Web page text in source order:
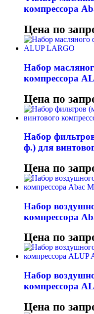
компрессора
Цена по
Набор
компрессора
Цена по
Набор
ф.) для
Цена по
Набор
компрессора
Цена по
Набор
компрессора
Цена по